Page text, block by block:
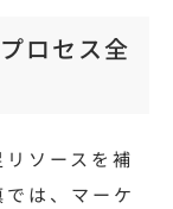
ロセス全
ソースを補
は、マーケ